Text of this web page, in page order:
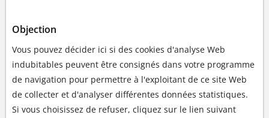
Objection
Vous pouvez décider ici si des cookies d'analyse Web
indubitables peuvent être consignés dans votre programme
de navigation pour permettre à l'exploitant de ce site Web
de collecter et d'analyser différentes données statistiques.
Si vous choisissez de refuser, cliquez sur le lien suivant